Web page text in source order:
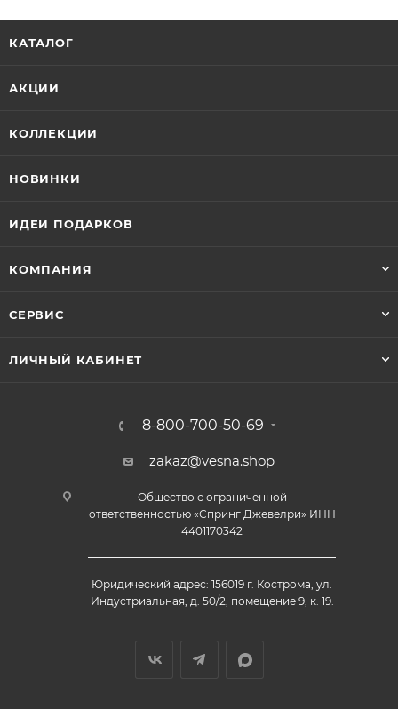
КАТАЛОГ
АКЦИИ
КОЛЛЕКЦИИ
НОВИНКИ
ИДЕИ ПОДАРКОВ
КОМПАНИЯ
СЕРВИС
ЛИЧНЫЙ КАБИНЕТ
8-800-700-50-69
zakaz@vesna.shop
Общество с ограниченной
ответственностью «Спринг Джевелри» ИНН
4401170342
Юридический адрес: 156019 г. Кострома, ул.
Индустриальная, д. 50/2, помещение 9, к. 19.